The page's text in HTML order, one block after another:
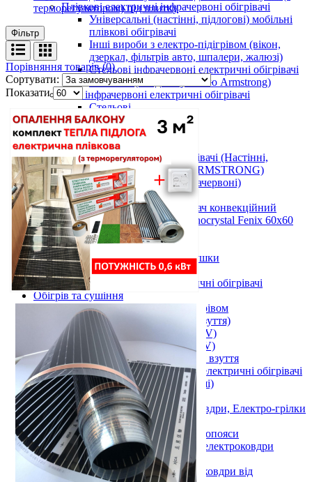
Плівкові електричні інфрачервоні обігрівачі
Універсальні (настінні, підлогові) мобільні
плівкові обігрівачі
Інші вироби з електро-підігрівом (вікон,
дзеркал, фільтрів авто, шпалери, жалюзі)
Стельові інфрачервоні електричні обігрівачі
60х60 см (в підвісну стелю Armstrong)
Інші інфрачервоні електричні обігрівачі
Стельові
Армстронг
Настінні
Вуличні
Металокерамічні обігрівачі (Настінні,
Стельові, Підлогові, ARMSTRONG)
Керамічні панелі (інфрачервоні)
Тепловентилятори
Інфрачервоний обігрівач конвекційний
металокерамічний Monocrystal Fenix 60x60
см 750 Вт
Аксесуари
Електричні рушникосушки
Електроконвектори
Показати усі Інфрачервоні електричні обігрівачі
Обігрів та сушіння
Взуття та одяг з електро-підігрівом
Підігрів ніг (устілки у взуття)
Підігрів тіла (від USB 5 V)
Підігрів рук (від USB 5 V)
Електричні сушарки для взуття
Настільні інфрачервоні електричні обігрівачі
(килимки для комп. миші)
Жилети з підігрівом
Електричні простирадла та ковдри, Електро-грілки
та Пледи 3D
Електрогрілки та електропояси
Електропростирадла та електроковдри
Пледи 3D
Автомобільні грілки та ковдри від
терморегулятором) під плитку
Фільтр
Порівняння товарів (0)
Сортувати:
Показати